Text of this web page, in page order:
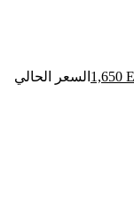
1,650 السعر الحالي